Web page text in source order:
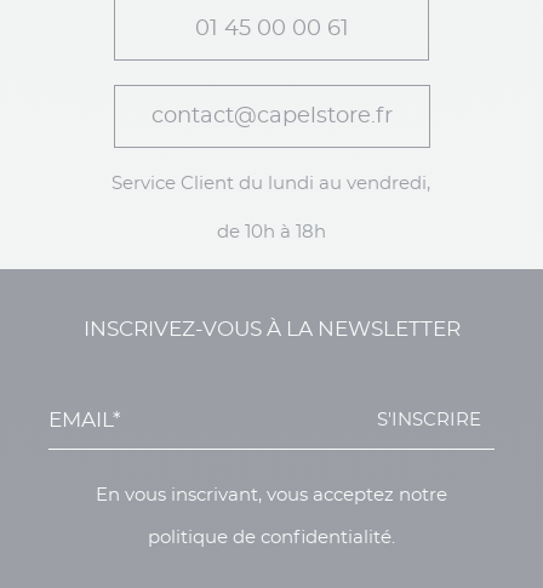
01 45 00 00 61
contact@capelstore.fr
Service Client du lundi au vendredi,
de 10h à 18h
INSCRIVEZ-VOUS À LA NEWSLETTER
S'INSCRIRE
En vous inscrivant, vous acceptez notre
politique de confidentialité.